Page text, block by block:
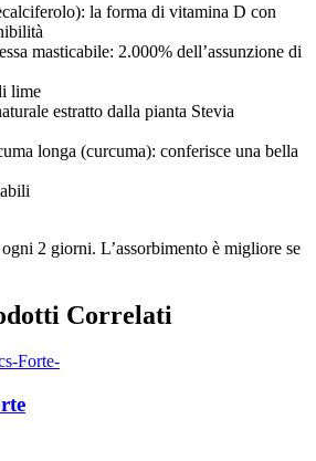
la forma di vitamina D con
masticabile: 2.000% dell’assunzione di
lime
estratto dalla pianta Stevia
longa (curcuma): conferisce una bella
2 giorni. L’assorbimento è migliore se
Correlati